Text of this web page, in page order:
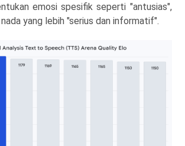
emosi spesifik seperti "antusias",
nada yang lebih "serius dan informatif".